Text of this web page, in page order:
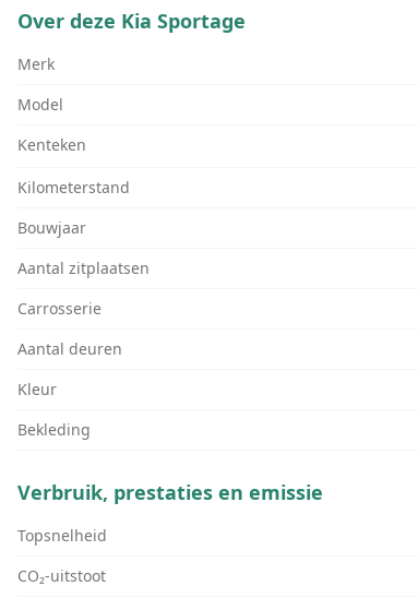
Over deze Kia Sportage
Merk
Model
Kenteken
Kilometerstand
Bouwjaar
Aantal zitplaatsen
Carrosserie
Aantal deuren
Kleur
Bekleding
Verbruik, prestaties en emissie
Topsnelheid
CO₂-uitstoot